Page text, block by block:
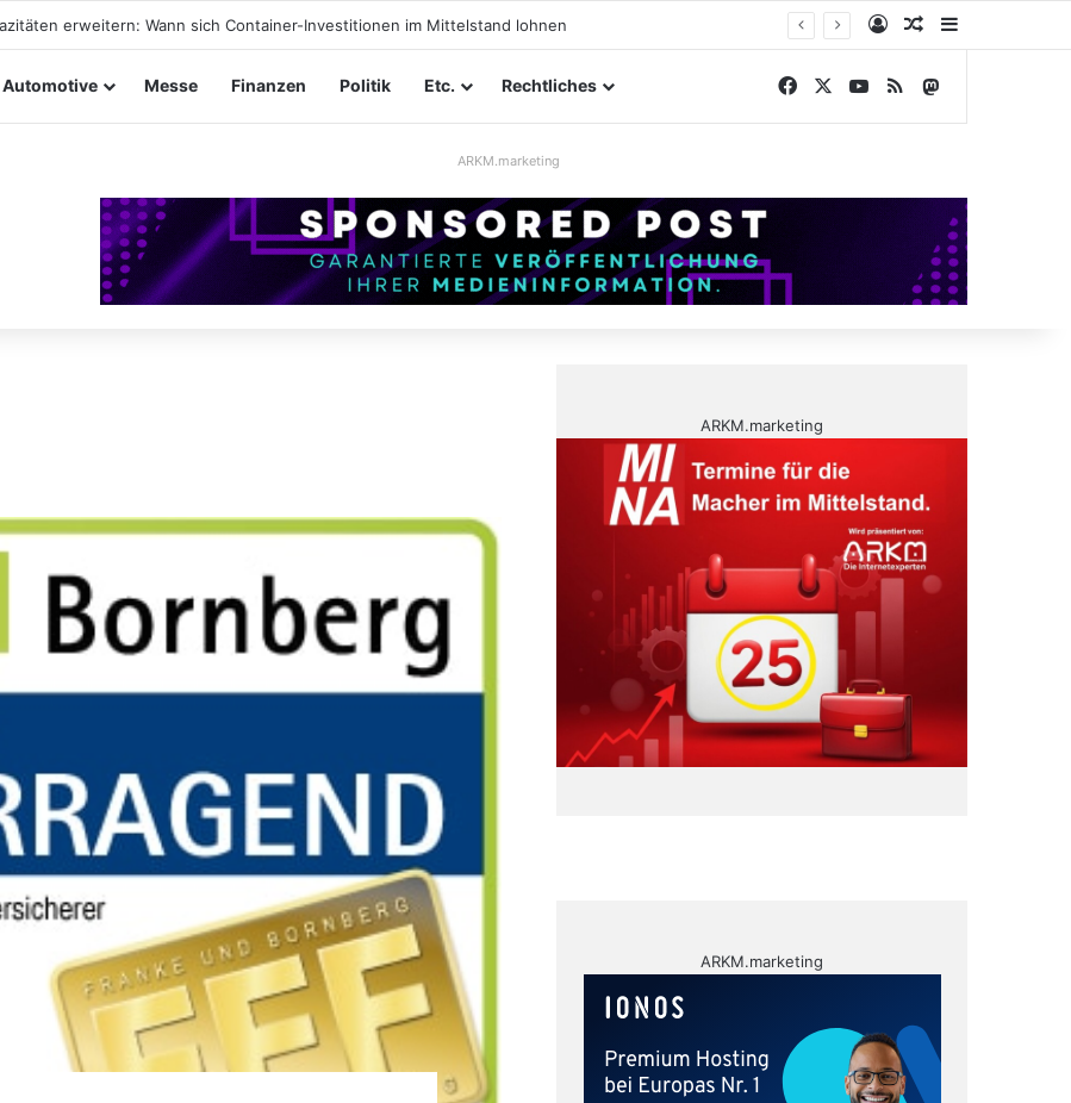
erweitern: Wann sich Container-Investitionen im Mittelstand lohnen AnmeldenZufälliger
Automotive Messe Finanzen Politik Etc. Rechtliches Facebook YouTube
RSS
ARKM.marketing
ARKM.marketing
ARKM.marketing